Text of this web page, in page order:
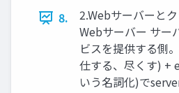
8.
2.Webサーバーと
Webサーバー サー
ビスを提供する側
仕する、尽くす) +
いう名詞化)で